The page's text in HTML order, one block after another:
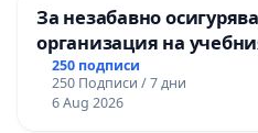
За незабавно
организация на
гарантиране на
и качествено
ОУ „Княз Александър
250 подписи
250 Подписи / 7 дни
6 Aug 2026